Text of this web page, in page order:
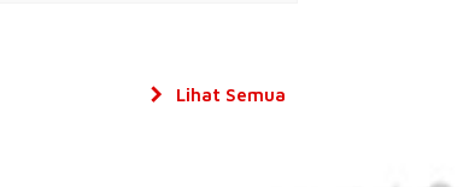
Lihat Semua